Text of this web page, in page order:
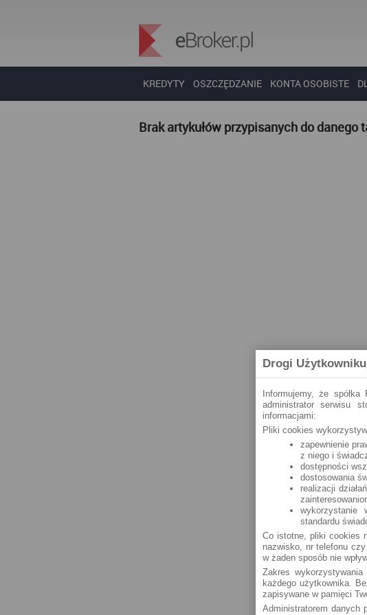
KREDYTY OSZCZĘDZANIE KONTA OSOBISTE
Brak artykułów przypisanych do danego
Drogi
Informujemy, że
administrator serwisu
informacjami:
Pliki cookies
zapewnienie
z niego i
dostępności
dostosowania
realizacji
standardu
Co istotne, pliki cookies
nazwisko, nr telefonu
w żaden sposób nie
Zakres
każdego użytkownika.
zapisywane w pamięci
Administratorem danych